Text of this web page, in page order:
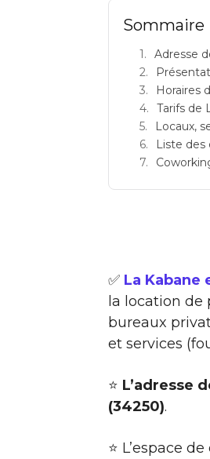
Sommaire
Adresse
Horaires
Tarifs de
Locaux,
Liste des
✅ La Kabane
la location de
bureaux
et services
⭐ L’adresse
(34250).
⭐ L’espace